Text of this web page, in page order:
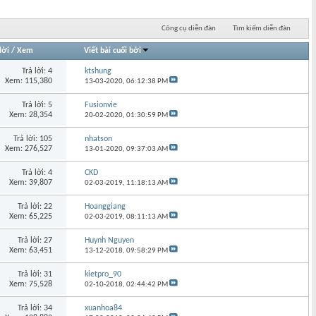
Công cụ diễn đàn Tìm kiếm diễn đàn
/ Xem Viết bài cuối bởi
Trả lời: 4
Xem: 115,380
ktshung
13-03-2020,06:12:38 PM
Trả lời: 5
Xem: 28,354
Fusionvie
20-02-2020,01:30:59 PM
Trả lời: 105
Xem: 276,527
nhatson
13-01-2020,09:37:03 AM
Trả lời: 4
Xem: 39,807
CKD
02-03-2019, 11:18:13 AM
Trả lời: 22
Xem: 65,225
Hoanggiang
02-03-2019,08:11:13 AM
Trả lời: 27
Xem: 63,451
Huynh Nguyen
13-12-2018,09:58:29 PM
Trả lời: 31
Xem: 75,528
kietpro_90
02-10-2018,02:44:42 PM
Trả lời: 34
xuanhoa84